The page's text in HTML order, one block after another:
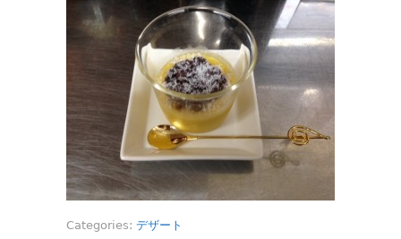
Categories: デザート